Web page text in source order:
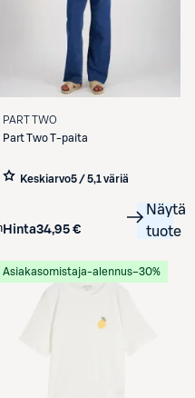
PART TWO
Part TwoT-paita
Keskiarvo5 / 5,1 väriä
Hinta34,95 €
Näytä
tuote
Asiakasomistaja-alennus−30%